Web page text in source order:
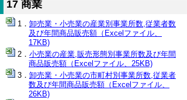
17 商業
卸売業・小売業の産業別事業所数,従業者数
及び年間商品販売額（Excelファイル、
17KB)
小売業の産業,販売形態別事業所数及び年間
商品販売額（Excelファイル、25KB)
卸売業・小売業の市町村別事業所数,従業者
数及び年間商品販売額（Excelファイル、
26KB)